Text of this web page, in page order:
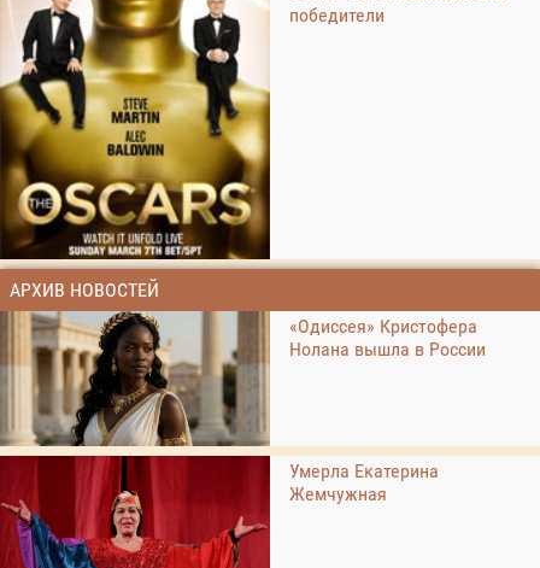
победители
АРХИВ НОВОСТЕЙ
«Одиссея» Кристофера
Нолана вышла в России
Умерла Екатерина
Жемчужная